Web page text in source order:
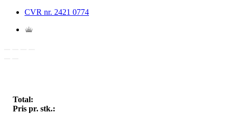
Total:
Pris pr. stk.:
CVR nr. 2421 0774